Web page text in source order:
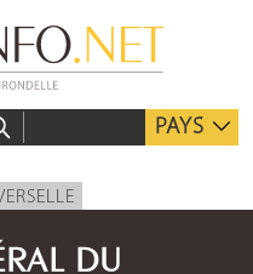
PAYS
DU